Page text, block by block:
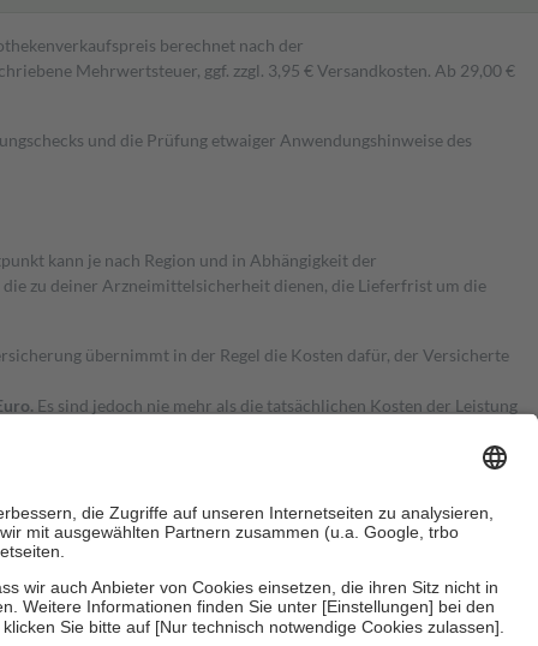
berechnet nach der
Mehrwertsteuer, ggf. zzgl. 3,95 € Versandkosten. Ab 29,00 €
und die Prüfung etwaiger Anwendungshinweise des
kann je nach Region und in Abhängigkeit der
zu deiner Arzneimittelsicherheit dienen, die Lieferfrist um die
übernimmt in der Regel die Kosten dafür, der Versicherte
Es sind jedoch nie mehr als die tatsächlichen Kosten der Leistung
Zuzahlungen an bei: